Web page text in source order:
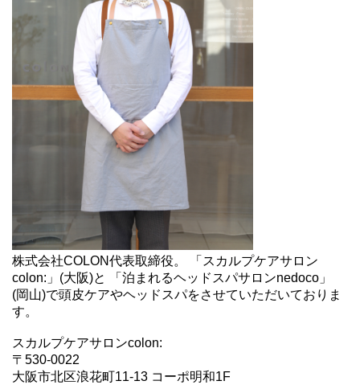
株式会社COLON代表取締役。 「スカルプケアサロン
colon:」(大阪)と 「泊まれるヘッドスパサロンnedoco」
(岡山)で頭皮ケアやヘッドスパをさせていただいておりま
す。
スカルプケアサロンcolon:
〒530-0022
大阪市北区浪花町11-13 コーポ明和1F